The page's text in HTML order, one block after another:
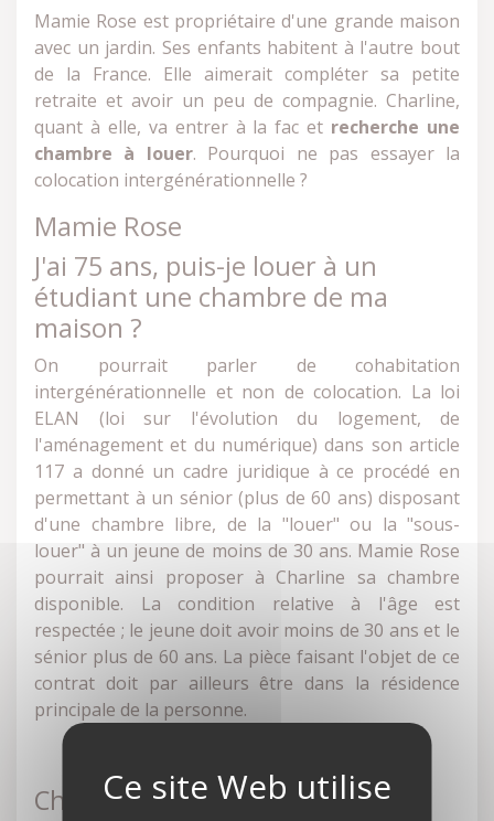
Mamie Rose est propriétaire d'une grande maison
avec un jardin. Ses enfants habitent à l'autre bout
de la France. Elle aimerait compléter sa petite
retraite et avoir un peu de compagnie. Charline,
quant à elle, va entrer à la fac et recherche une
chambre à louer. Pourquoi ne pas essayer la
colocation intergénérationnelle ?
Mamie Rose
J'ai 75 ans, puis-je louer à un
étudiant une chambre de ma
maison ?
On pourrait parler de cohabitation
intergénérationnelle et non de colocation. La loi
ELAN (loi sur l'évolution du logement, de
l'aménagement et du numérique) dans son article
117 a donné un cadre juridique à ce procédé en
permettant à un sénior (plus de 60 ans) disposant
d'une chambre libre, de la "louer" ou la "sous-
louer" à un jeune de moins de 30 ans. Mamie Rose
pourrait ainsi proposer à Charline sa chambre
disponible. La condition relative à l'âge est
respectée ; le jeune doit avoir moins de 30 ans et le
sénior plus de 60 ans. La pièce faisant l'objet de ce
contrat doit par ailleurs être dans la résidence
principale de la personne.
Charline